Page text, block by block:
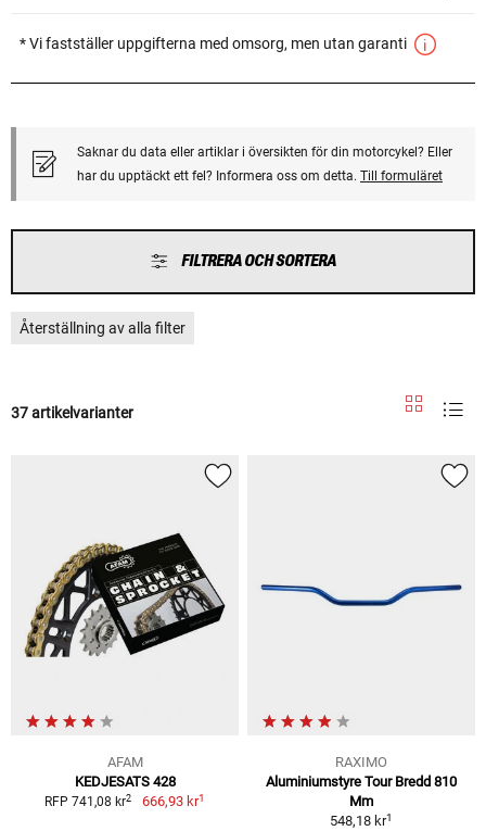
* Vi fastställer uppgifterna med omsorg, men utan garanti
Saknar du data eller artiklar i översikten för din motorcykel? Eller
har du upptäckt ett fel? Informera oss om detta. Till formuläret
FILTRERA OCH SORTERA
Återställning av alla filter
37 artikelvarianter
AFAM
KEDJESATS 428
RFP 741,08 kr2 666,93 kr1
RAXIMO
Aluminiumstyre Tour Bredd 810
Mm
548,18 kr1